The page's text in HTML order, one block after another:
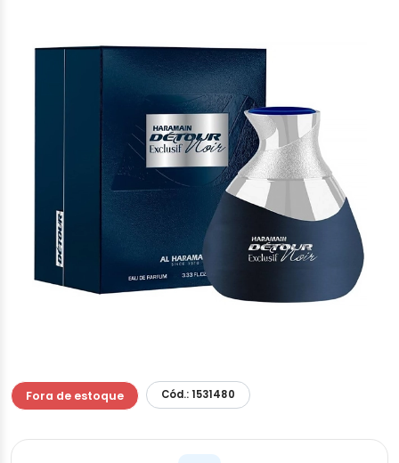
Fora de estoque Cód.: 1531480